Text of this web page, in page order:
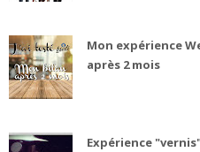
Mon expérience
après 2 mois
Expérience